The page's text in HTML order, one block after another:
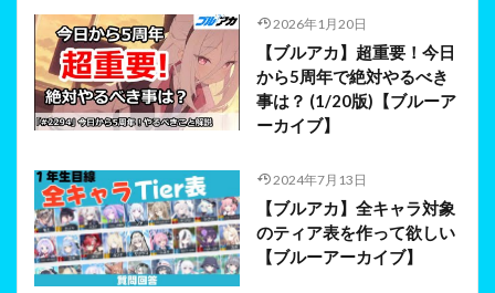
2026年1月20日
【ブルアカ】超重要！今日
から5周年で絶対やるべき
事は？ (1/20版)【ブルーア
ーカイブ】
2024年7月13日
【ブルアカ】全キャラ対象
のティア表を作って欲しい
【ブルーアーカイブ】